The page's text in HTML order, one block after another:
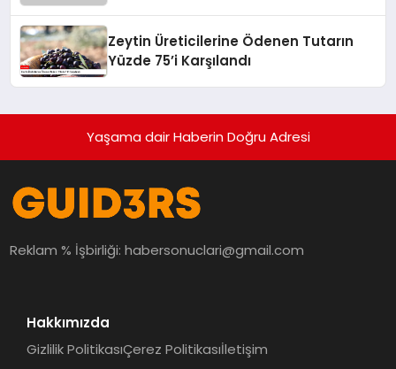
Zeytin Üreticilerine Ödenen Tutarın
Yüzde 75’i Karşılandı
Yaşama dair Haberin Doğru Adresi
Reklam % İşbirliği:habersonuclari@gmail.com
Hakkımızda
Gizlilik PolitikasıÇerez Politikasıİletişim